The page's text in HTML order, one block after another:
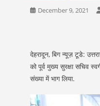
December 9, 2021
देहरादून, बिग न्यूज़ टूडे:
को पूर्व मुख्य सुरक्षा सचिव
संख्या में भाग लिया.